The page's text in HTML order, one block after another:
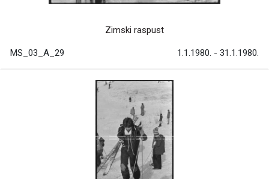
Zimski raspust
MS_03_A_29 1.1.1980. - 31.1.1980.